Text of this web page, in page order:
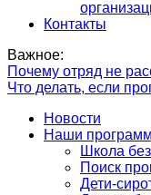
Контакты
Важное:
Почему отряд не
Что делать, если
Новости
Наши
Школа
Поиск
Дети-